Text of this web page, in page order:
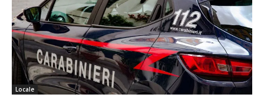
Locale